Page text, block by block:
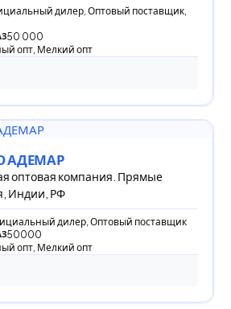
дилер, Оптовый поставщик,
50 000
опт, Мелкий опт
АДЕМАР
оптовая компания. Прямые
Индии, РФ
дилер, Оптовый поставщик
50000
опт, Мелкий опт